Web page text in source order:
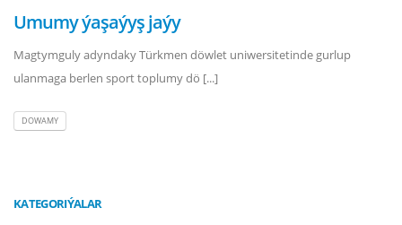
Umumy ýaşaýyş jaýy
Magtymguly adyndaky Türkmen döwlet uniwersitetinde gurlup
ulanmaga berlen sport toplumy dö [...]
DOWAMY
KATEGORIÝALAR